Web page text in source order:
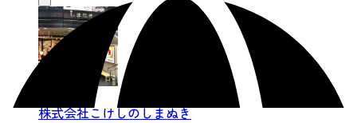
株式会社こけしのしまぬき